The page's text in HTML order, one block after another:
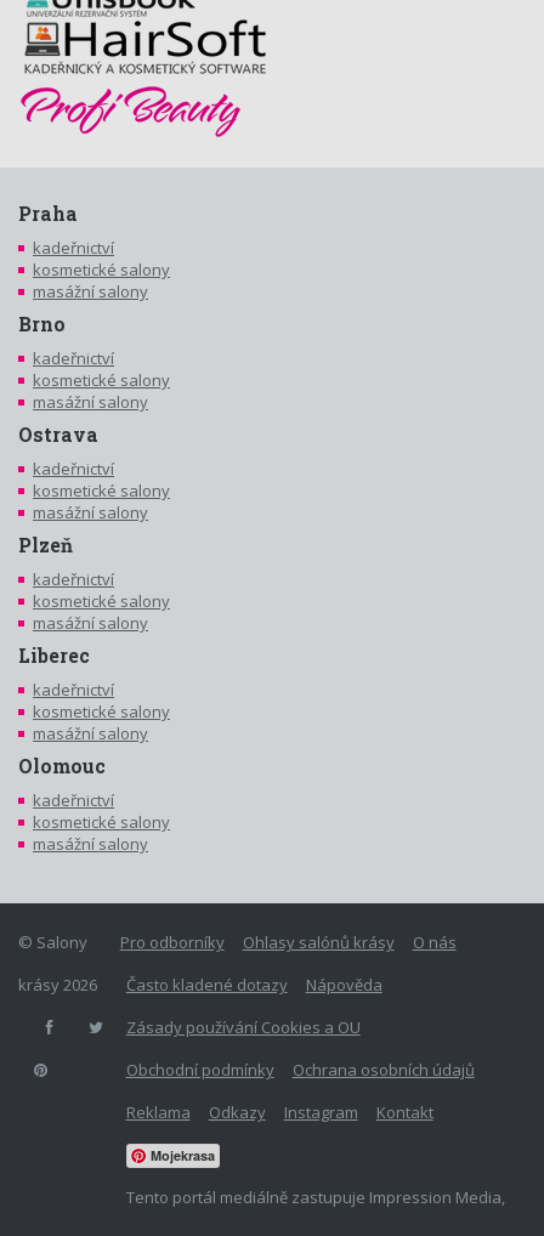
Praha
kadeřnictví
kosmetické salony
masážní salony
Brno
kadeřnictví
kosmetické salony
masážní salony
Ostrava
kadeřnictví
kosmetické salony
masážní salony
Plzeň
kadeřnictví
kosmetické salony
masážní salony
Liberec
kadeřnictví
kosmetické salony
masážní salony
Olomouc
kadeřnictví
kosmetické salony
masážní salony
Pro odborníky Ohlasy salónů krásy
O nás
Často kladené dotazy
Nápověda
Zásady používání Cookies a OU
Obchodní podmínky
Ochrana osobních údajů
Reklama
Odkazy Instagram Kontakt
Mojekrasa
Tento portál mediálně zastupuje Impression Media,
© Salony
krásy 2026